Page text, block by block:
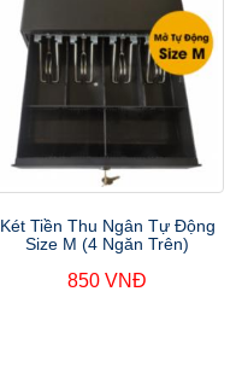
Két Tiền Thu Ngân Tự Động
Size M (4 Ngăn Trên)
850 VNĐ